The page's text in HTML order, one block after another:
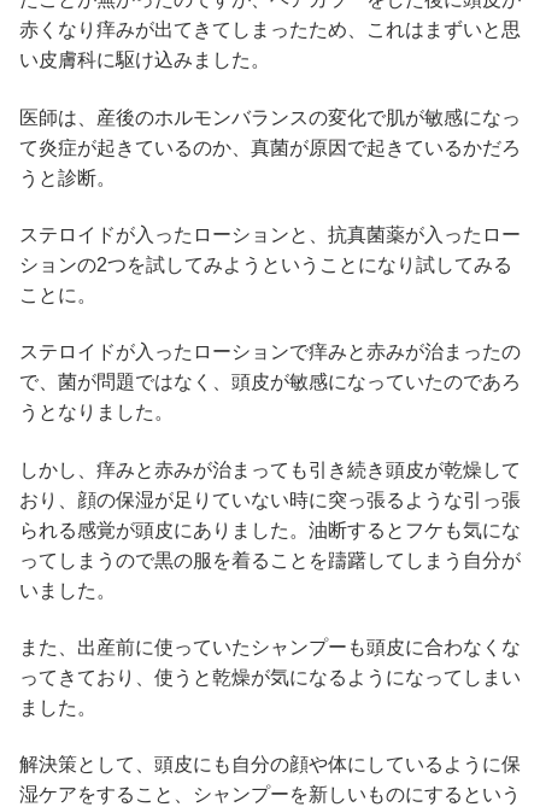
赤くなり痒みが出てきてしまったため、これはまずいと思
い皮膚科に駆け込みました。
医師は、産後のホルモンバランスの変化で肌が敏感になっ
て炎症が起きているのか、真菌が原因で起きているかだろ
うと診断。
ステロイドが入ったローションと、抗真菌薬が入ったロー
ションの2つを試してみようということになり試してみる
ことに。
ステロイドが入ったローションで痒みと赤みが治まったの
で、菌が問題ではなく、頭皮が敏感になっていたのであろ
うとなりました。
しかし、痒みと赤みが治まっても引き続き頭皮が乾燥して
おり、顔の保湿が足りていない時に突っ張るような引っ張
られる感覚が頭皮にありました。油断するとフケも気にな
ってしまうので黒の服を着ることを躊躇してしまう自分が
いました。
また、出産前に使っていたシャンプーも頭皮に合わなくな
ってきており、使うと乾燥が気になるようになってしまい
ました。
解決策として、頭皮にも自分の顔や体にしているように保
湿ケアをすること、シャンプーを新しいものにするという